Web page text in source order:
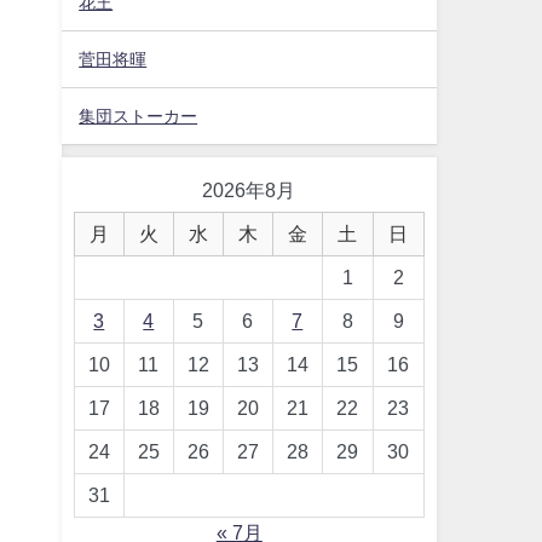
菅田将暉
集団ストーカー
2026年8月
月 火 水 木 金 土 日
1 2
3 4 5 6 7 8 9
10 11 12 13 14 15 16
17 18 19 20 21 22 23
24 25 26 27 28 29 30
31
« 7月